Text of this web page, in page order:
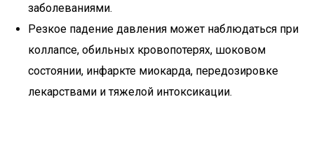
заболеваниями.
Резкое падение давления может наблюдаться при
коллапсе, обильных кровопотерях, шоковом
состоянии, инфаркте миокарда, передозировке
лекарствами и тяжелой интоксикации.